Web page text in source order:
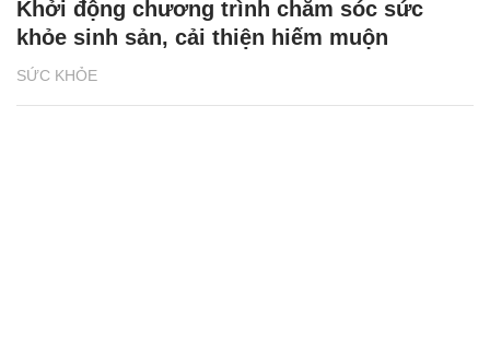
SỨC KHỎE
Khởi động chương trình chăm sóc sức
khỏe sinh sản, cải thiện hiếm muộn